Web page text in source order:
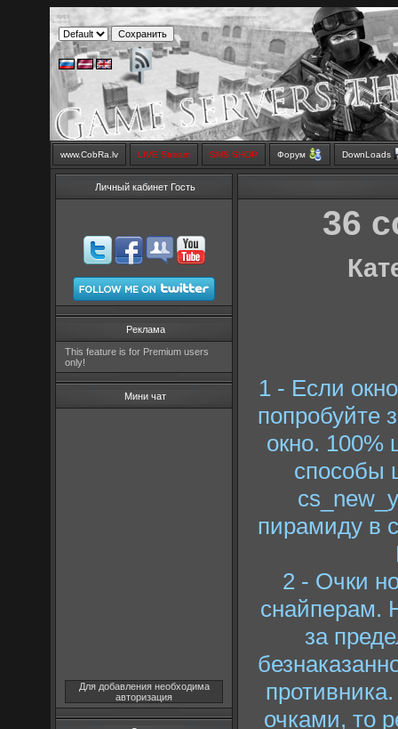
www.CobRa.lv LIVE Stream SMS SHOP Форум DownLoads
Личный кабинет Гость
Реклама
This feature is for Premium users
only!
Мини чат
Для добавления необходима
авторизация
36
1 - Если
попробуйте
окно. 100%
способы
пирамиду в
2 - Очки
снайперам.
за
очками, то